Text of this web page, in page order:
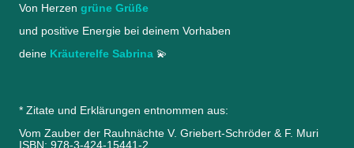
Von Herzen grüne Grüße
und positive Energie bei deinem Vorhaben
deine Kräuterelfe Sabrina 💫
* Zitate und Erklärungen entnommen aus:
Vom Zauber der Rauhnächte V. Griebert-Schröder & F. Muri
ISBN: 978-3-424-15441-2